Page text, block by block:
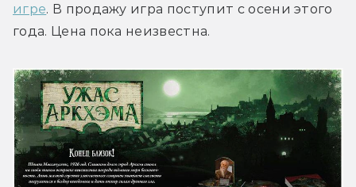
игре. В продажу игра поступит с осени этого
года. Цена пока неизвестна.